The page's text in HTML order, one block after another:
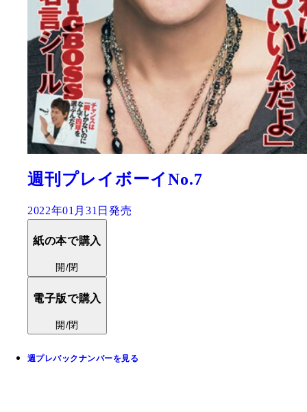
週刊プレイボーイNo.7
2022年01月31日発売
紙の本で購入
開/閉
電子版で購入
開/閉
週プレバックナンバーを見る